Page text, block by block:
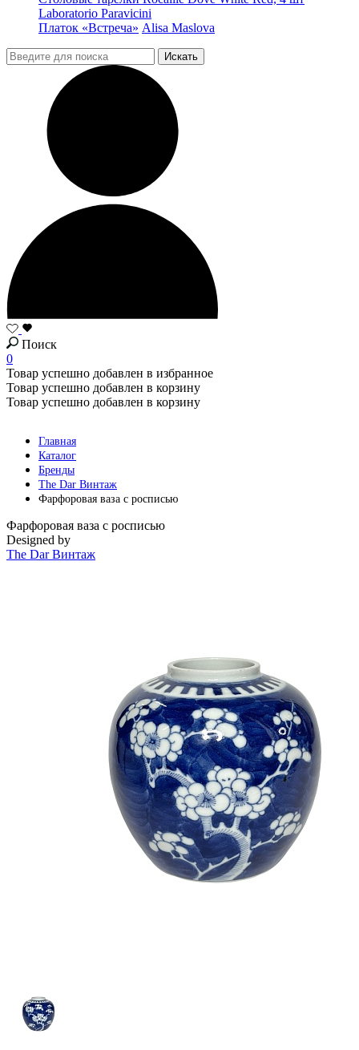
Laboratorio Paravicini
Платок «Встреча» Alisa Maslova
Поиск
0
Товар успешно добавлен в избранное
Товар успешно добавлен в корзину
Товар успешно добавлен в корзину
Главная
Каталог
Бренды
The Dar Винтаж
Фарфоровая ваза с росписью
Фарфоровая ваза с росписью
Designed by
The Dar Винтаж